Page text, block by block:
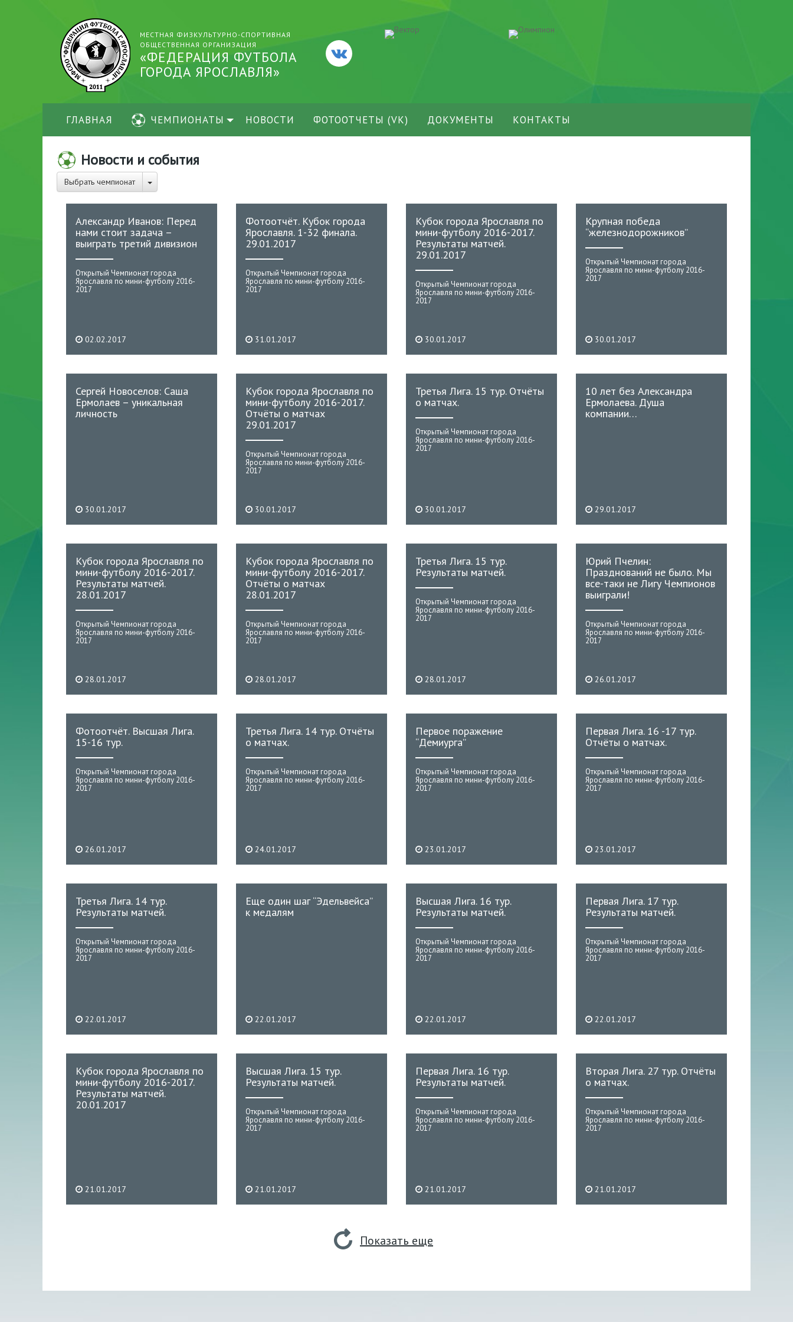
МЕСТНАЯ ФИЗКУЛЬТУРНО-СПОРТИВНАЯ
ОБЩЕСТВЕННАЯ ОРГАНИЗАЦИЯ
«ФЕДЕРАЦИЯ ФУТБОЛА
ГОРОДА ЯРОСЛАВЛЯ»
ГЛАВНАЯ ЧЕМПИОНАТЫ НОВОСТИ ФОТООТЧЕТЫ (VK) ДОКУМЕНТЫ КОНТАКТЫ
Новости и события
Выбрать чемпионат
Александр Иванов: Перед
нами стоит задача –
выиграть третий дивизион
Открытый Чемпионат города
Ярославля по мини-футболу 2016-
2017
02.02.2017
Фотоотчёт. Кубок города
Ярославля. 1-32 финала.
29.01.2017
Открытый Чемпионат города
Ярославля по мини-футболу 2016-
2017
31.01.2017
Кубок города Ярославля по
мини-футболу 2016-2017.
Результаты матчей.
29.01.2017
Открытый Чемпионат города
Ярославля по мини-футболу 2016-
2017
30.01.2017
Крупная победа
“железнодорожников”
Открытый Чемпионат города
Ярославля по мини-футболу 2016-
2017
30.01.2017
Сергей Новоселов: Саша
Ермолаев – уникальная
личность
30.01.2017
Кубок города Ярославля по
мини-футболу 2016-2017.
Отчёты о матчах
29.01.2017
Открытый Чемпионат города
Ярославля по мини-футболу 2016-
2017
30.01.2017
Третья Лига. 15 тур. Отчёты
о матчах.
Открытый Чемпионат города
Ярославля по мини-футболу 2016-
2017
30.01.2017
10 лет без Александра
Ермолаева. Душа
компании…
29.01.2017
Кубок города Ярославля по
мини-футболу 2016-2017.
Результаты матчей.
28.01.2017
Открытый Чемпионат города
Ярославля по мини-футболу 2016-
2017
28.01.2017
Кубок города Ярославля по
мини-футболу 2016-2017.
Отчёты о матчах
28.01.2017
Открытый Чемпионат города
Ярославля по мини-футболу 2016-
2017
28.01.2017
Третья Лига. 15 тур.
Результаты матчей.
Открытый Чемпионат города
Ярославля по мини-футболу 2016-
2017
28.01.2017
Юрий Пчелин:
Празднований не было. Мы
все-таки не Лигу Чемпионов
выиграли!
Открытый Чемпионат города
Ярославля по мини-футболу 2016-
2017
26.01.2017
Фотоотчёт. Высшая Лига.
15-16 тур.
Открытый Чемпионат города
Ярославля по мини-футболу 2016-
2017
26.01.2017
Третья Лига. 14 тур. Отчёты
о матчах.
Открытый Чемпионат города
Ярославля по мини-футболу 2016-
2017
24.01.2017
Первое поражение
“Демиурга”
Открытый Чемпионат города
Ярославля по мини-футболу 2016-
2017
23.01.2017
Первая Лига. 16 -17 тур.
Отчёты о матчах.
Открытый Чемпионат города
Ярославля по мини-футболу 2016-
2017
23.01.2017
Третья Лига. 14 тур.
Результаты матчей.
Открытый Чемпионат города
Ярославля по мини-футболу 2016-
2017
22.01.2017
Еще один шаг “Эдельвейса”
к медалям
22.01.2017
Высшая Лига. 16 тур.
Результаты матчей.
Открытый Чемпионат города
Ярославля по мини-футболу 2016-
2017
22.01.2017
Первая Лига. 17 тур.
Результаты матчей.
Открытый Чемпионат города
Ярославля по мини-футболу 2016-
2017
22.01.2017
Кубок города Ярославля по
мини-футболу 2016-2017.
Результаты матчей.
20.01.2017
21.01.2017
Высшая Лига. 15 тур.
Результаты матчей.
Открытый Чемпионат города
Ярославля по мини-футболу 2016-
2017
21.01.2017
Первая Лига. 16 тур.
Результаты матчей.
Открытый Чемпионат города
Ярославля по мини-футболу 2016-
2017
21.01.2017
Вторая Лига. 27 тур. Отчёты
о матчах.
Открытый Чемпионат города
Ярославля по мини-футболу 2016-
2017
21.01.2017
Показать еще